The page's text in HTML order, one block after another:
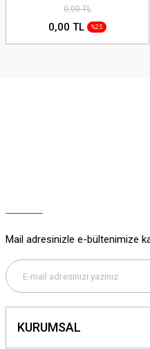
0,00 TL
0,00 TL %25
Mail adresinizle e-bültenimize
KURUMSAL